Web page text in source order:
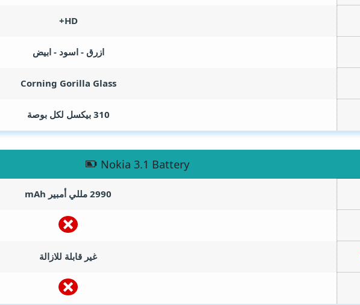
HD+
ازرق - اسود - ابيض
Corning Gorilla Glass
310 بيكسل لكل بوصة
Nokia 3.1 Battery
2990 مللي أمبير mAh
غير قابلة للازالة